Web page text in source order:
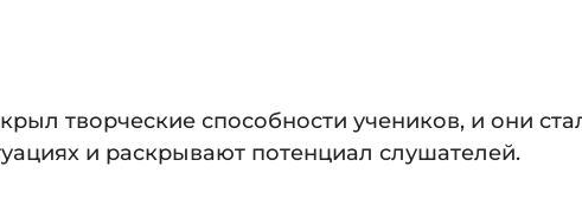
творческие способности учеников, и они
и раскрывают потенциал слушателей.